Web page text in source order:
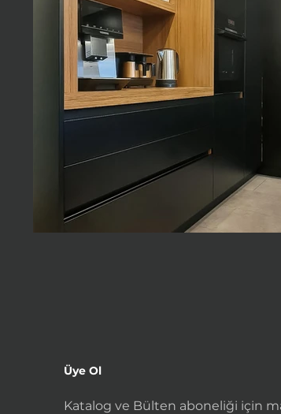
Katalog ve Bülten aboneliği için
Üye Ol